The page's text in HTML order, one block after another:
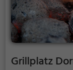
Grillplatz